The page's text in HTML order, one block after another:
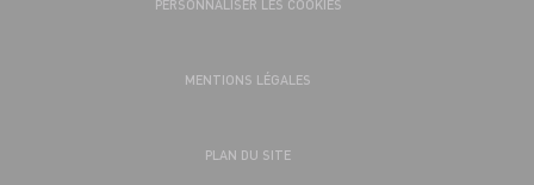
PERSONNALISER LES COOKIES
MENTIONS LÉGALES
PLAN DU SITE